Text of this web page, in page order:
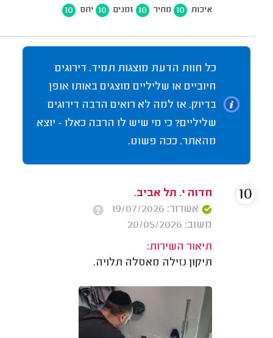
איכות 10 מחיר 10 זמנים 10 יחס 10
כל חוות הדעת מוצגות תמיד. דירוגים
חיוביים או שליליים מוצגים באותו אופן
בדיוק. אז למה לא רואים הרבה דירוגים
שליליים? כי מי שיש לו הרבה כאלו - יוצא
מהאתר. ככה פשוט.
חדוה י. תל אביב.
אשרור: 19/07/2026
משוב: 20/05/2026
תיאור השירות:
תיקון נזילה מאסלה תלויה.
10